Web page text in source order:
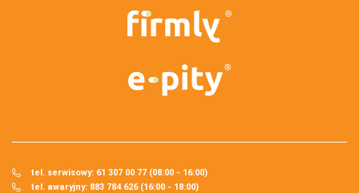
tel. serwisowy: 61 307 00 77 (08:00 - 16:00)
tel. awaryjny: 883 784 626 (16:00 - 18:00)